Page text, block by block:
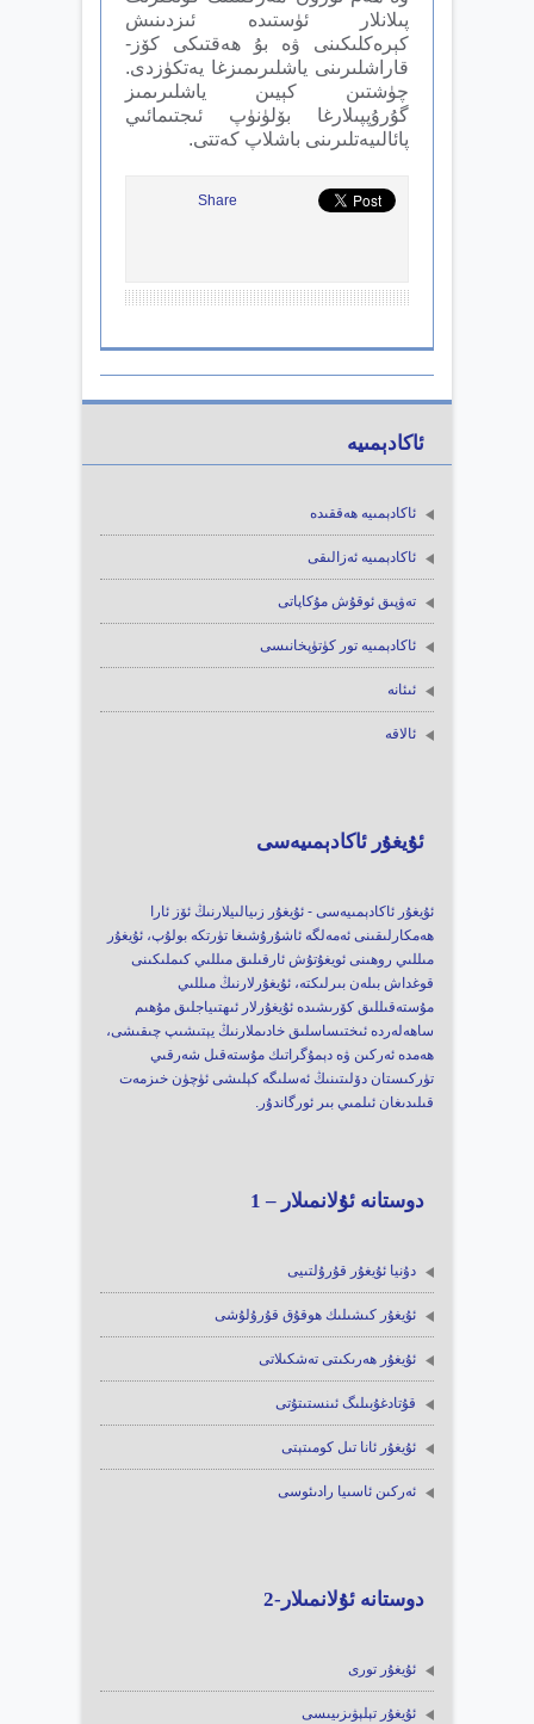
پىلانلار ئۈستىدە ئىزدىنىش
كېرەكلىكىنى ۋە بۇ ھەقتىكى كۆز-
قاراشلىرىنى ياشلىرىمىزغا يەتكۈزدى.
چۈشتىن كېيىن ياشلىرىمىز
گۇرۇپپىلارغا بۆلۈنۈپ ئىجتىمائىي
پائالىيەتلىرىنى باشلاپ كەتتى.
Share
ئاكادېمىيە
ئاكادېمىيە ھەققىدە
ئاكادېمىيە ئەزالىقى
تەۋپىق ئوقۇش مۇكاپاتى
ئاكادېمىيە تور كۈتۈپخانىسى
ئىئانە
ئالاقە
ئۇيغۇر ئاكادېمىيەسى
ئۇيغۇر ئاكادېمىيەسى - ئۇيغۇر زىيالىيلارنىڭ ئۆز ئارا
ھەمكارلىقىنى ئەمەلگە ئاشۇرۇشىغا تۈرتكە بولۇپ، ئۇيغۇر
مىللىي روھىنى ئويغۇتۇش ئارقىلىق مىللىي كىملىكىنى
قوغداش بىلەن بىرلىكتە، ئۇيغۇرلارنىڭ مىللىي
مۇستەقىللىق كۆرىشىدە ئۇيغۇرلار ئىھتىياجلىق مۇھىم
ساھەلەردە ئىختىساسلىق خادىملارنىڭ يېتىشىپ چىقىشى،
ھەمدە ئەركىن ۋە دېمۇگراتىك مۇستەقىل شەرقىي
تۈركىستان دۆلىتىنىڭ ئەسلىگە كېلىشى ئۈچۈن خىزمەت
قىلىدىغان ئىلمىي بىر ئورگاندۇر.
دوستانە ئۇلانمىلار – 1
دۇنيا ئۇيغۇر قۇرۇلتىيى
ئۇيغۇر كىشىلىك ھوقۇق قۇرۇلۇشى
ئۇيغۇر ھەرىكىتى تەشكىلاتى
قۇتادغۇبىلىگ ئىنستىتۇتى
ئۇيغۇر ئانا تىل كومىتېتى
ئەركىن ئاسىيا رادىئوسى
دوستانە ئۇلانمىلار-2
ئۇيغۇر تورى
ئۇيغۇر تېلېۋىزىيىسى